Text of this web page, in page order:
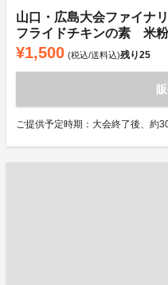
山口・広島大会ファイナ
フライドチキンの素 米
¥1,500 (税込/送料込)残り25
ご提供予定時期：大会終了後、約